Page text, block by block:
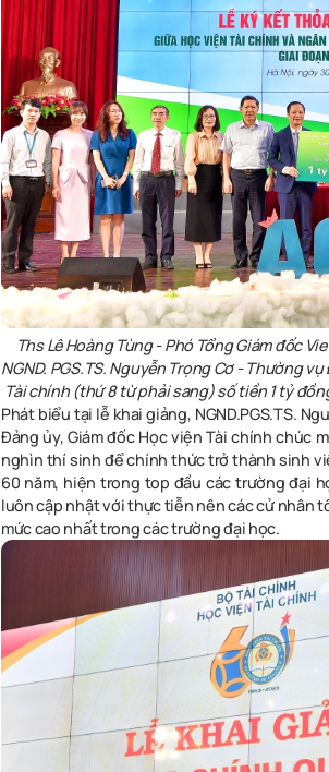
Ths Lê Hoàng Tùng - Phó Tổng Giám đốc
NGND. PGS.TS. Nguyễn Trọng Cơ - Thường
Tài chính (thứ 8 từ phải sang) số tiền 1 tỷ
Phát biểu tại lễ khai giảng, NGND.PGS.TS.
Đảng ủy, Giám đốc Học viện Tài chính chúc
nghìn thí sinh để chính thức trở thành sinh
60 năm, hiện trong top đầu các trường đại
luôn cập nhật với thực tiễn nên các cử nhân
mức cao nhất trong các trường đại học.